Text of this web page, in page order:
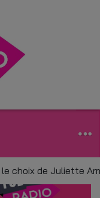
de Juliette
Next